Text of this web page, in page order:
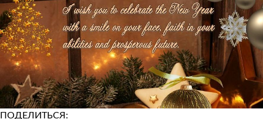
ПОДЕЛИТЬСЯ: